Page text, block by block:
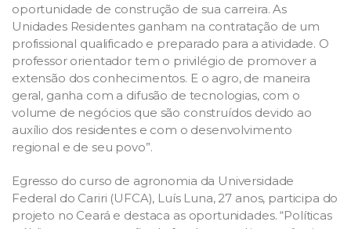
oportunidade de construção de sua carreira. As
Unidades Residentes ganham na contratação de um
profissional qualificado e preparado para a atividade. O
professor orientador tem o privilégio de promover a
extensão dos conhecimentos. E o agro, de maneira
geral, ganha com a difusão de tecnologias, com o
volume de negócios que são construídos devido ao
auxílio dos residentes e com o desenvolvimento
regional e de seu povo”.
Egresso do curso de agronomia da Universidade
Federal do Cariri (UFCA), Luís Luna, 27 anos, participa do
projeto no Ceará e destaca as oportunidades. “Políticas